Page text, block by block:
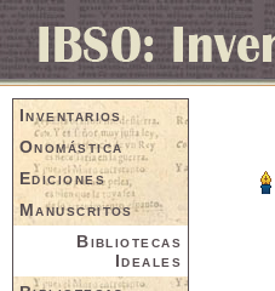
Inventarios
Onomástica
Ediciones
Manuscritos
Bibliotecas
Ideales